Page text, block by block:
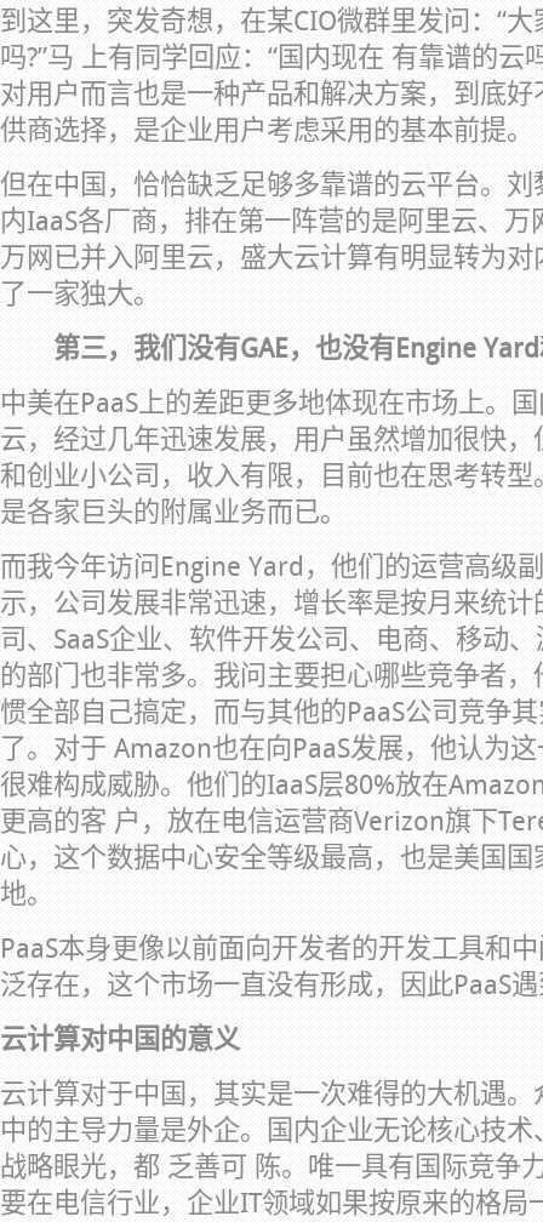
到这里，突发奇想，在某CIO微群里发问：“
吗?”马 上有同学回应：“国内现在 有靠谱的云
对用户而言也是一种产品和解决方案，到底
供商选择，是企业用户考虑采用的基本前提。
但在中国，恰恰缺乏足够多靠谱的云平台。
内IaaS各厂商，排在第一阵营的是阿里云、
万网已并入阿里云，盛大云计算有明显转为
了一家独大。
第三，我们没有GAE，也没有Engine
中美在PaaS上的差距更多地体现在市场上。
云，经过几年迅速发展，用户虽然增加很快
和创业小公司，收入有限，目前也在思考转型
是各家巨头的附属业务而已。
而我今年访问Engine Yard，他们的运营高级
示，公司发展非常迅速，增长率是按月来统
司、SaaS企业、软件开发公司、电商、移动
的部门也非常多。我问主要担心哪些竞争者
惯全部自己搞定，而与其他的PaaS公司竞争
了。对于 Amazon也在向PaaS发展，他认为
很难构成威胁。他们的IaaS层80%放在
更高的客 户，放在电信运营商Verizon旗下
心，这个数据中心安全等级最高，也是美国
地。
PaaS本身更像以前面向开发者的开发工具和
泛存在，这个市场一直没有形成，因此PaaS
云计算对中国的意义
云计算对于中国，其实是一次难得的大机遇
中的主导力量是外企。国内企业无论核心技
战略眼光，都 乏善可 陈。唯一具有国际竞争
要在电信行业，企业IT领域如果按原来的格局